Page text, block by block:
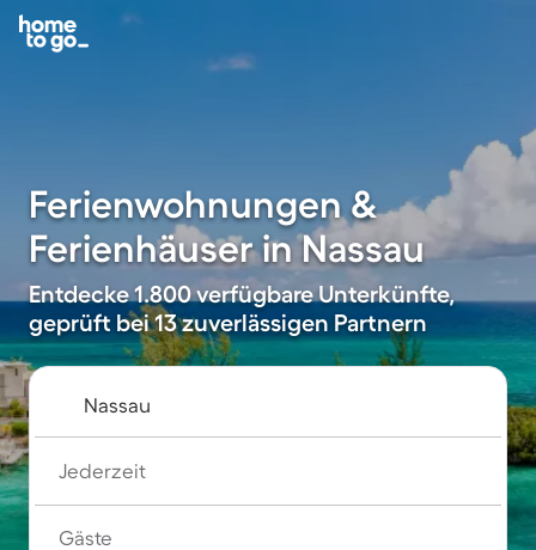
Ferienwohnungen &
Ferienhäuser in Nassau
Entdecke 1.800 verfügbare Unterkünfte,
geprüft bei 13 zuverlässigen Partnern
Jederzeit
Gäste